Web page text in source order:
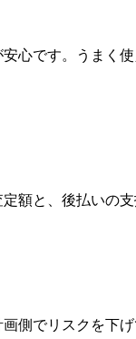
心です。うまく
額と、後払いの
側でリスクを下げ